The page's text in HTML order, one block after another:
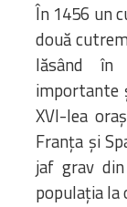
În 1456 un
două
lăsând în
importante
XVI-lea
Franța și
jaf grav
populația la